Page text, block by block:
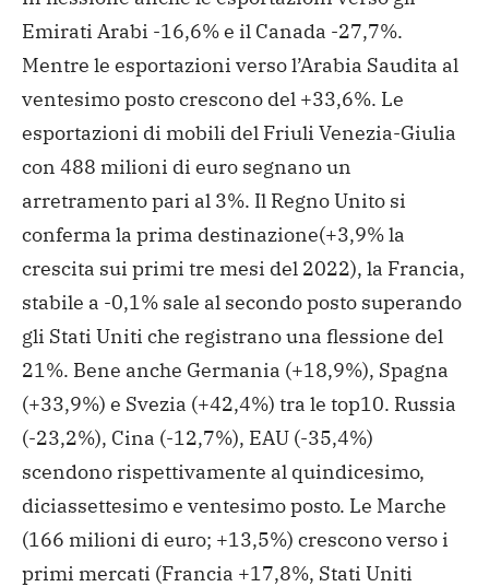
Emirati Arabi -16,6% e il Canada -27,7%.
Mentre le esportazioni verso l’Arabia Saudita al
ventesimo posto crescono del +33,6%. Le
esportazioni di mobili del Friuli Venezia-Giulia
con 488 milioni di euro segnano un
arretramento pari al 3%. Il Regno Unito si
conferma la prima destinazione(+3,9% la
crescita sui primi tre mesi del 2022), la Francia,
stabile a -0,1% sale al secondo posto superando
gli Stati Uniti che registrano una flessione del
21%. Bene anche Germania (+18,9%), Spagna
(+33,9%) e Svezia (+42,4%) tra le top10. Russia
(-23,2%), Cina (-12,7%), EAU (-35,4%)
scendono rispettivamente al quindicesimo,
diciassettesimo e ventesimo posto. Le Marche
(166 milioni di euro; +13,5%) crescono verso i
primi mercati (Francia +17,8%, Stati Uniti